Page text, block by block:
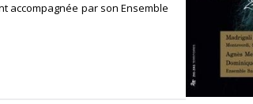
accompagnée par son Ensemble